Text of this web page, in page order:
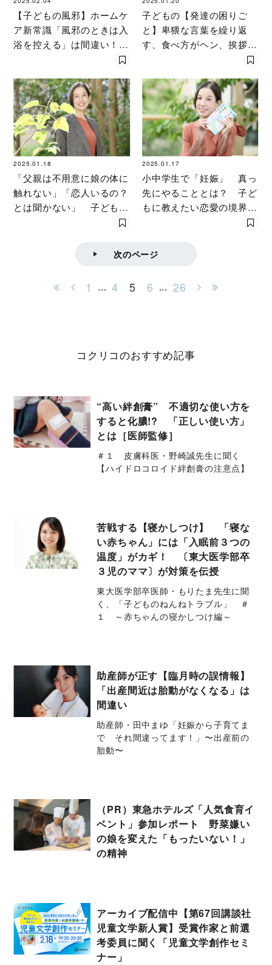
【子どもの風邪】ホームケ
ア新常識「風邪のときは入
浴を控える」は間違い！
「風邪をひいたときの入浴
子どもの【発達の困りご
と】卑猥な言葉を繰り返
す、食べ方がヘン、挨拶で
きない、ボタンをとめられ
を〔専門家〕が探る
2025.01.18
「父親は不用意に娘の体に
触れない」「恋人いるの？
とは聞かない」 子どもを
幸せにするために“親がや
は？〔専門家が解説〕
2025.01.17
小中学生で「妊娠」 真っ
先にやることとは？ 子ど
もに教えたい恋愛の境界線
「バウンダリー」【専門家
次のページ
1 ... 4 5 6 ... 26
コクリコのおすすめ記事
“高い絆創膏” 不適切な使い方を
すると化膿!? 「正しい使い方」
とは［医師監修］
＃１ 皮膚科医・野崎誠先生に聞く
【ハイドロコロイド絆創膏の注意点】
苦戦する【寝かしつけ】 「寝な
い赤ちゃん」には「入眠前３つの
温度」がカギ！ 〔東大医学部卒
３児のママ〕が対策を伝授
東大医学部卒医師・もりたま先生に聞
く、「子どものねんねトラブル」 ＃
１ ～赤ちゃんの寝かしつけ編～
助産師が正す【臨月時の誤情報】
「出産間近は胎動がなくなる」は
間違い
助産師・田中まゆ「妊娠から子育てま
で それ間違ってます！」〜出産前の
胎動〜
（PR）東急ホテルズ「人気食育イ
ベント」参加レポート 野菜嫌い
の娘を変えた「もったいない！」
の精神
アーカイブ配信中【第67回講談社
児童文学新人賞】受賞作家と前選
考委員に聞く「児童文学創作セミ
ナー」